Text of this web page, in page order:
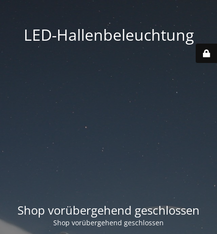
LED-Hallenbeleuchtung
Shop vorübergehend geschlossen
Shop vorübergehend geschlossen